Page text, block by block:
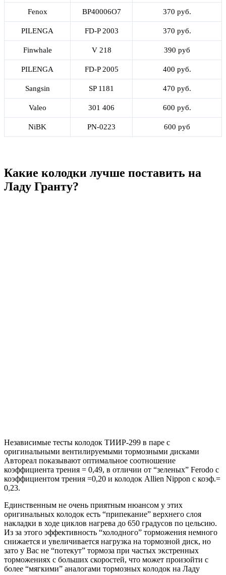
Fenox BP40006O7 370 руб.
PILENGA FD-P 2003 370 руб.
Finwhale V 218 390 руб
PILENGA FD-P 2005 400 руб.
Sangsin SP 1181 470 руб.
Valeo 301 406 600 руб.
NiBK PN-0223 600 руб
Какие колодки лучше поставить на
Ладу Гранту?
Независимые тесты колодок ТИИР-299 в паре с
оригинальными вентилируемыми тормозными дисками
Автореал показывают оптимальное соотношение
коэффициента трения = 0,49, в отличии от “зеленых” Ferodo с
коэффициентом трения =0,20 и колодок Allien Nippon с коэф.=
0,23.
Единственным не очень приятным нюансом у этих
оригинальных колодок есть “припекание” верхнего слоя
накладки в ходе циклов нагрева до 650 градусов по цельсию.
Из за этого эффективность “холодного” торможения немного
снижается и увеличивается нагрузка на тормозной диск, но
зато у Вас не “потекут” тормоза при частых экстренных
торможениях с больших скоростей, что может произойти с
более “мягкими” аналогами тормозных колодок на Ладу